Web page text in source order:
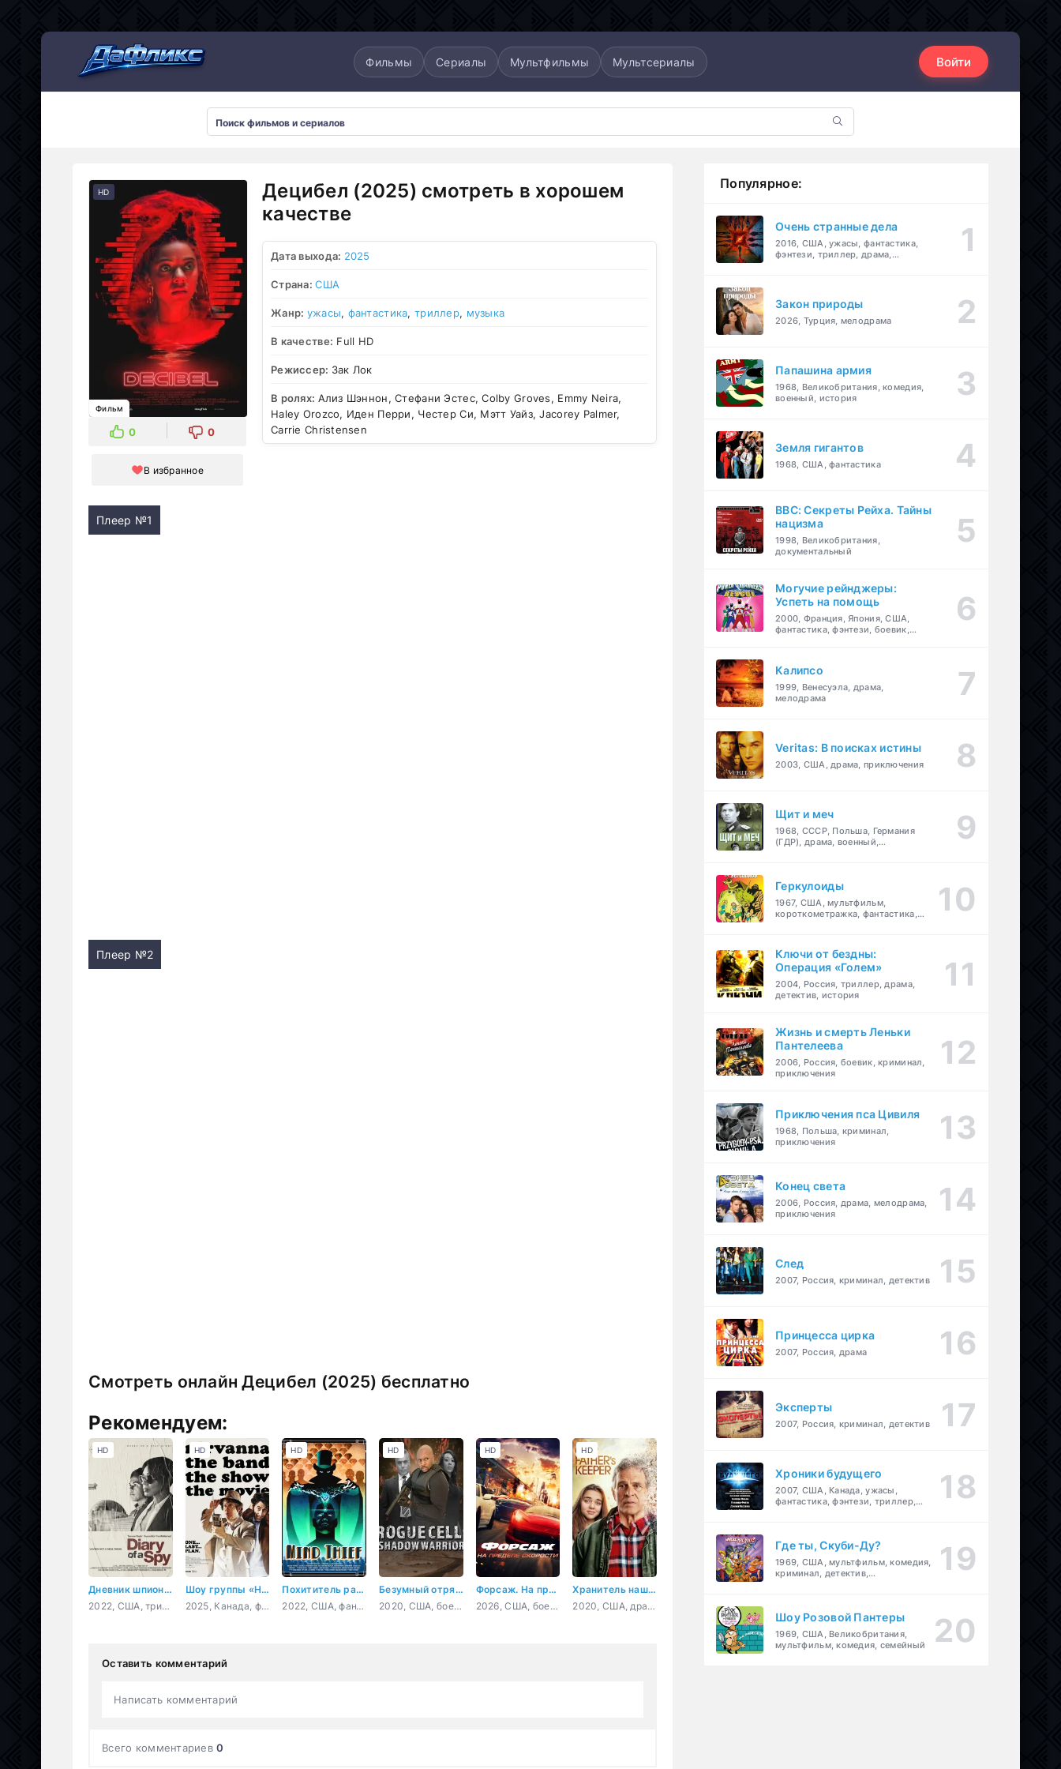
Фильмы Сериалы Мультфильмы Мультсериалы Войти
HD
Фильм
0 0
В избранное
Децибел (2025) смотреть в хорошем
качестве
Дата выхода: 2025
Страна:США
Жанр: ужасы, фантастика,триллер, музыка
В качестве: Full HD
Режиссер: Зак Лок
В ролях: Ализ Шэннон, Стефани Эстес, Colby Groves, Emmy Neira,
Haley Orozco, Иден Перри, Честер Си, Мэтт Уайз, Jacorey Palmer,
Carrie Christensen
Плеер №1
Плеер №2
Смотреть онлайн Децибел (2025) бесплатно
Рекомендуем:
Дневник шпионки
2022, США, триллер, драма, мелодрама, детектив
HD
Шоу группы «Нирванна». Фильм
2025, Канада, фантастика, комедия, приключения
HD
Похититель разума
2022, США, фантастика, триллер, комедия, детектив
HD
Безумный отряд: воин тени
2020, США, боевик, триллер
HD
Форсаж. На пределе скорости
2026, США, боевик, криминал
HD
Хранитель нашего отца
2020, США, драма
HD
Оставить комментарий
Написать комментарий
Всего комментариев0
Популярное:
Очень странные дела
2016, США, ужасы, фантастика,
фэнтези, триллер, драма,
Закон природы
2026, Турция, мелодрама
Папашина армия
1968, Великобритания, комедия,
военный, история
Земля гигантов
1968, США, фантастика
BBC: Секреты Рейха. Тайны
нацизма
1998, Великобритания,
документальный
Могучие рейнджеры:
Успеть на помощь
2000, Франция, Япония, США,
фантастика, фэнтези, боевик,
Калипсо
1999, Венесуэла, драма,
мелодрама
Veritas: В поисках истины
2003, США, драма, приключения
Щит и меч
1968, СССР, Польша, Германия
(ГДР), драма, военный,
Геркулоиды
1967, США, мультфильм,
короткометражка, фантастика,
Ключи от бездны:
Операция «Голем»
2004, Россия, триллер, драма,
детектив, история
Жизнь и смерть Леньки
Пантелеева
2006, Россия, боевик, криминал,
приключения
Приключения пса Цивиля
1968, Польша, криминал,
приключения
Конец света
2006, Россия, драма, мелодрама,
приключения
След
2007, Россия, криминал, детектив
Принцесса цирка
2007, Россия, драма
Эксперты
2007, Россия, криминал, детектив
Хроники будущего
2007, США, Канада, ужасы,
фантастика, фэнтези, триллер,
Где ты, Скуби-Ду?
1969, США, мультфильм, комедия,
криминал, детектив,
Шоу Розовой Пантеры
1969, США, Великобритания,
мультфильм, комедия, семейный
Мультсериалы